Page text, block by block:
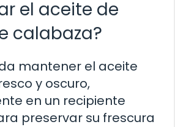
el aceite de
calabaza?
mantener el aceite
y oscuro,
en un recipiente
preservar su frescura